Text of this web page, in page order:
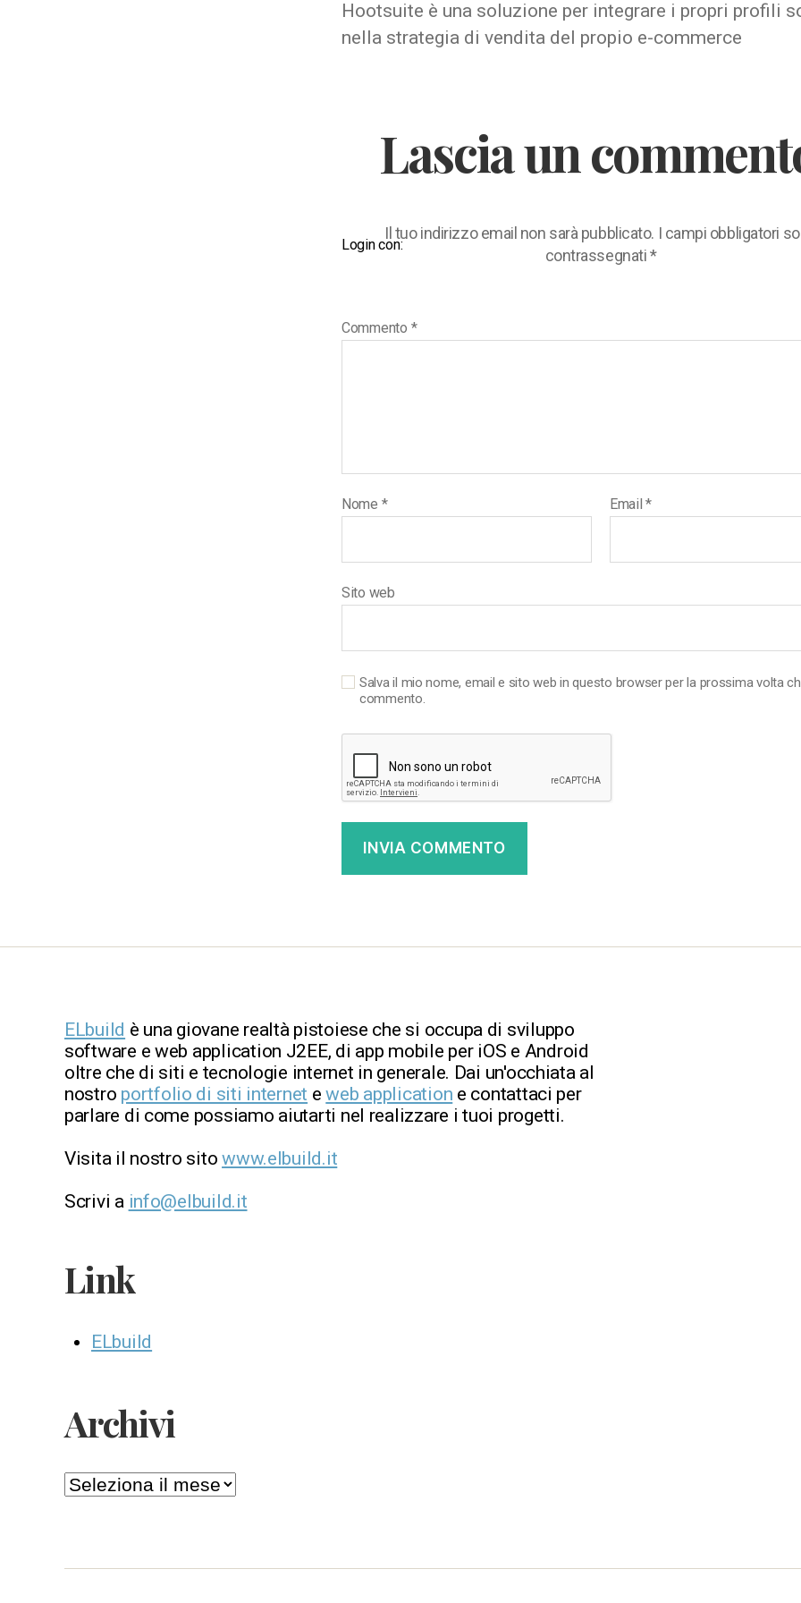
Hootsuite è una soluzione per integrare i propri profili
nella strategia di vendita del propio e-commerce
Lascia un
Login con:
Il tuo indirizzo email non sarà pubblicato. I campi obbligatori
contrassegnati*
Commento *
Nome * Email*
Sito web
Salva il mio nome, email e sito web in questo browser per la prossima volta
commento.
ELbuild è una giovane realtà pistoiese che si occupa di sviluppo
software e web application J2EE, di app mobile per iOS e Android
oltre che di siti e tecnologie internet in generale. Dai un'occhiata al
nostro portfolio di siti internet eweb application e contattaci per
parlare di come possiamo aiutarti nel realizzare i tuoi progetti.
Visita il nostro sitowww.elbuild.it
Scrivi a info@elbuild.it
Link
ELbuild
Archivi
Archivi